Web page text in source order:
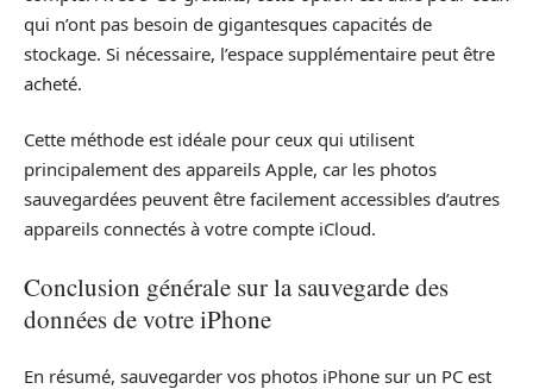
qui n’ont pas besoin de gigantesques capacités de
stockage. Si nécessaire, l’espace supplémentaire peut être
acheté.
Cette méthode est idéale pour ceux qui utilisent
principalement des appareils Apple, car les photos
sauvegardées peuvent être facilement accessibles d’autres
appareils connectés à votre compte iCloud.
Conclusion générale sur la sauvegarde des
données de votre iPhone
En résumé, sauvegarder vos photos iPhone sur un PC est